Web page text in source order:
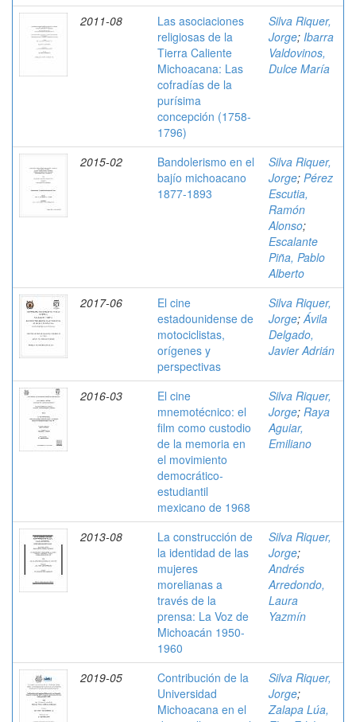
2011-08
Las asociaciones
religiosas de la
Tierra Caliente
Michoacana: Las
cofradías de la
purísima
concepción (1758-
1796)
Silva Riquer,
Jorge; Ibarra
Valdovinos,
Dulce María
2015-02
Bandolerismo en el
bajío michoacano
1877-1893
Silva Riquer,
Jorge; Pérez
Escutia,
Ramón
Alonso;
Escalante
Piña, Pablo
Alberto
2017-06
El cine
estadounidense de
motociclistas,
orígenes y
perspectivas
Silva Riquer,
Jorge;Ávila
Delgado,
Javier Adrián
2016-03
El cine
mnemotécnico: el
film como custodio
de la memoria en
el movimiento
democrático-
estudiantil
mexicano de 1968
Silva Riquer,
Jorge; Raya
Aguiar,
Emiliano
2013-08
La construcción de
la identidad de las
mujeres
morelianas a
través de la
prensa: La Voz de
Michoacán 1950-
1960
Silva Riquer,
Jorge;
Andrés
Arredondo,
Laura
Yazmín
2019-05
Contribución de la
Universidad
Michoacana en el
Silva Riquer,
Jorge;
Zalapa Lúa,